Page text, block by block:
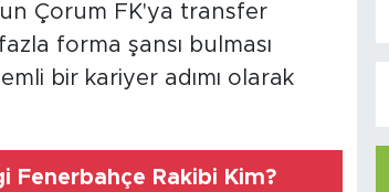
Çorum FK'ya transfer
forma şansı bulması
bir kariyer adımı olarak
Fenerbahçe Rakibi Kim?